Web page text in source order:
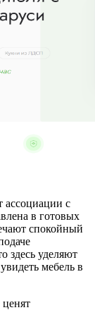
с
в готовых
спокойный
здесь уделяют
мебель в